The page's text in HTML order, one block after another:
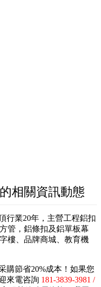
相關資訊動態
行業20年，主營工程鋁扣
管，鋁條扣及鋁單板幕
樓、品牌商城、教育機
購節省20%成本！如果您
來電咨詢 181-3839-3981 /